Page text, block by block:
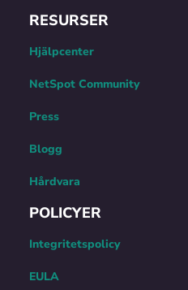
RESURSER
Hjälpcenter
NetSpot Community
Press
Blogg
Hårdvara
POLICYER
Integritetspolicy
EULA